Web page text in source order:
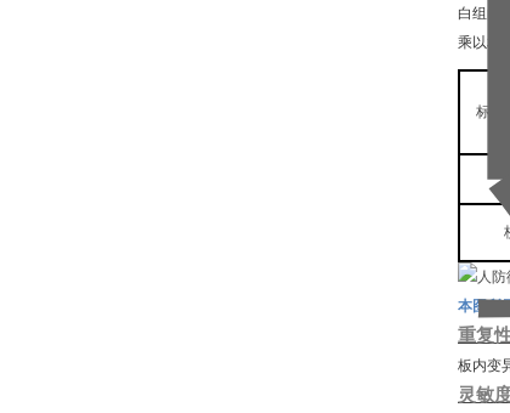
白组的
乘以相
标准
本图所
重复
板内变
灵敏